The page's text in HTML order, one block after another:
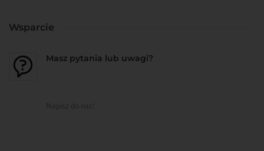
Wsparcie
Masz pytania lub uwagi?